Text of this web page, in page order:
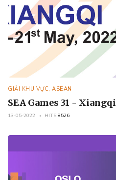
GIẢI KHU VỰC, ASEAN
SEA Games 31 - Xiangqi
13-05-2022 HITS 8526